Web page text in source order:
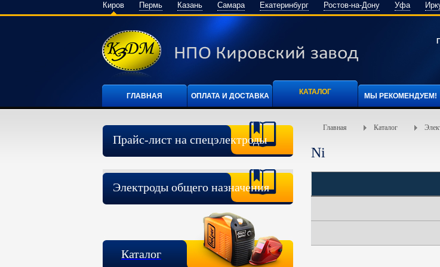
Киров Пермь Казань Самара Екатеринбург Ростов-на-Дону Уфа
ГЛАВНАЯ ОПЛАТА И ДОСТАВКА КАТАЛОГ МЫ РЕКОМЕНДУЕМ!
Прайс-лист на спецэлектроды
Электроды общего назначения
Каталог
Главная Каталог
Ni